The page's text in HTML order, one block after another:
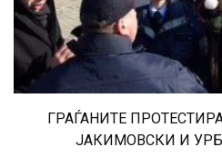
ГРАЃАНИТЕ
ЈАКИМОВСКИ И